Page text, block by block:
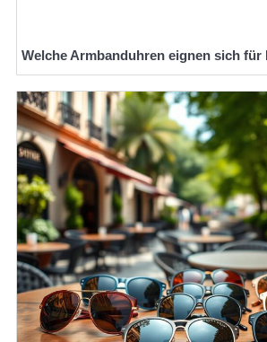
Welche Armbanduhren eignen sich für